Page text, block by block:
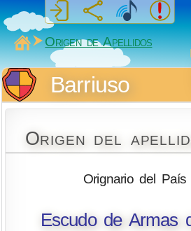
MiSabueso
Origen de Apellidos
Barriuso
Origen del
Orignario del País
Escudo de Armas